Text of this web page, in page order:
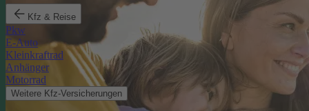
Kfz & Reise
Pkw
E-Auto
Kleinkraftrad
Anhänger
Motorrad
Weitere Kfz-Versicherungen